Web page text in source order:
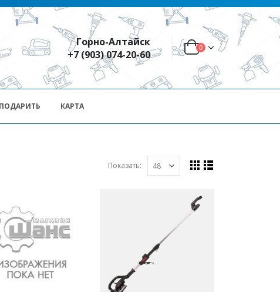
Горно-Алтайск
+7 (903) 074-20-60
0
ПОДАРИТЬ КАРТА
Показать: